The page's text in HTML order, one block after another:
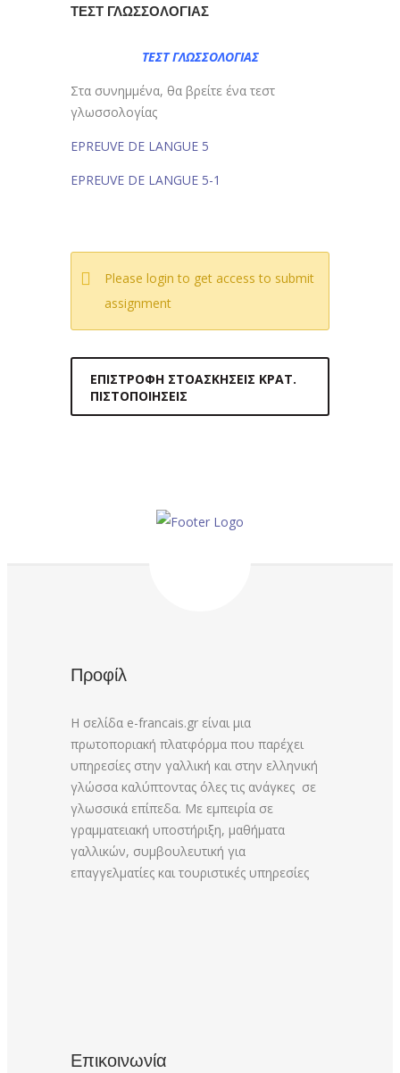
ΤΕΣΤ ΓΛΩΣΣΟΛΟΓΙΑΣ
ΤΕΣΤ ΓΛΩΣΣΟΛΟΓΙΑΣ
Στα συνημμένα, θα βρείτε ένα τεστ
γλωσσολογίας
EPREUVE DE LANGUE 5
EPREUVE DE LANGUE 5-1
Please login to get access to submit
assignment
ΕΠΙΣΤΡΟΦΉ ΣΤΟΑΣΚΉΣΕΙΣ ΚΡΑΤ.
ΠΙΣΤΟΠΟΙΉΣΕΙΣ
Προφίλ
Η σελίδα e-francais.gr είναι μια
πρωτοποριακή πλατφόρμα που παρέχει
υπηρεσίες στην γαλλική και στην ελληνική
γλώσσα καλύπτοντας όλες τις ανάγκες σε
γλωσσικά επίπεδα. Με εμπειρία σε
γραμματειακή υποστήριξη, μαθήματα
γαλλικών, συμβουλευτική για
επαγγελματίες και τουριστικές υπηρεσίες
Επικοινωνία